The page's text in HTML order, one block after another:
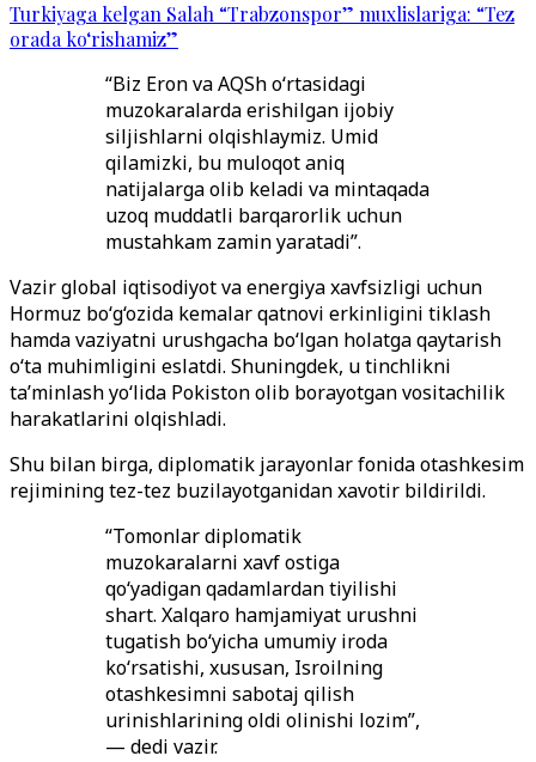
Turkiyaga kelgan Salah “Trabzonspor” muxlislariga: “Tez
orada ko‘rishamiz”
“Biz Eron va AQSh o‘rtasidagi
muzokaralarda erishilgan ijobiy
siljishlarni olqishlaymiz. Umid
qilamizki, bu muloqot aniq
natijalarga olib keladi va mintaqada
uzoq muddatli barqarorlik uchun
mustahkam zamin yaratadi”.
Vazir global iqtisodiyot va energiya xavfsizligi uchun
Hormuz bo‘g‘ozida kemalar qatnovi erkinligini tiklash
hamda vaziyatni urushgacha bo‘lgan holatga qaytarish
o‘ta muhimligini eslatdi. Shuningdek, u tinchlikni
ta’minlash yo‘lida Pokiston olib borayotgan vositachilik
harakatlarini olqishladi.
Shu bilan birga, diplomatik jarayonlar fonida otashkesim
rejimining tez-tez buzilayotganidan xavotir bildirildi.
“Tomonlar diplomatik
muzokaralarni xavf ostiga
qo‘yadigan qadamlardan tiyilishi
shart. Xalqaro hamjamiyat urushni
tugatish bo‘yicha umumiy iroda
ko‘rsatishi, xususan, Isroilning
otashkesimni sabotaj qilish
urinishlarining oldi olinishi lozim”,
— dedi vazir.